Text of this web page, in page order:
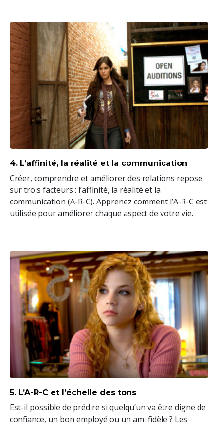
4. L’affinité, la réalité et la communication
Créer, comprendre et améliorer des relations repose
sur trois facteurs : l’affinité, la réalité et la
communication (A-R-C). Apprenez comment l’A-R-C est
utilisée pour améliorer chaque aspect de votre vie.
5. L’A-R-C et l’échelle des tons
Est-il possible de prédire si quelqu’un va être digne de
confiance, un bon employé ou un ami fidèle ? Les